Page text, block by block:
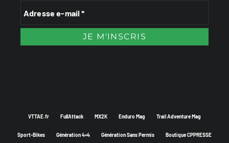
VTTAE.fr FullAttack MX2K Enduro Mag Trail Adventure Mag
Sport-Bikes Génération 4×4 Génération Sans Permis Boutique CPPRESSE